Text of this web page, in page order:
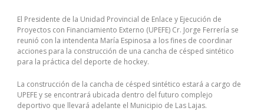
El Presidente de la Unidad Provincial de Enlace y Ejecución de
Proyectos con Financiamiento Externo (UPEFE) Cr. Jorge Ferrería se
reunió con la intendenta María Espinosa a los fines de coordinar
acciones para la construcción de una cancha de césped sintético
para la práctica del deporte de hockey.
La construcción de la cancha de césped sintético estará a cargo de
UPEFE y se encontrará ubicada dentro del futuro complejo
deportivo que llevará adelante el Municipio de Las Lajas.